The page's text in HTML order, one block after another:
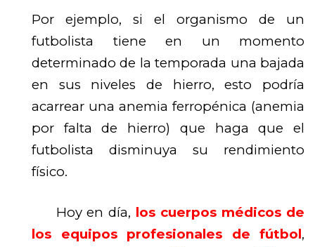
Por ejemplo, si el organismo de un
futbolista tiene en un momento
determinado de la temporada una bajada
en sus niveles de hierro, esto podría
acarrear una anemia ferropénica (anemia
por falta de hierro) que haga que el
futbolista disminuya su rendimiento
físico.
Hoy en día, los cuerpos médicos de
los equipos profesionales de fútbol,